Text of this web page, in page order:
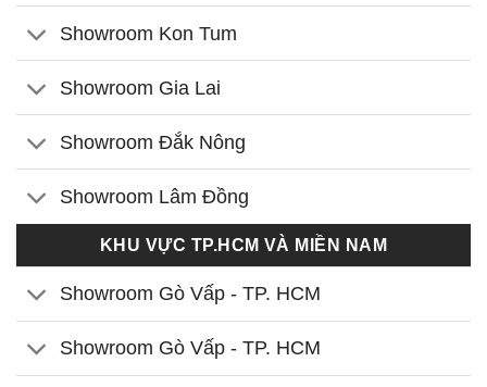
Showroom Kon Tum
Showroom Gia Lai
Showroom Đắk Nông
Showroom Lâm Đồng
KHU VỰC TP.HCM VÀ MIỀN NAM
Showroom Gò Vấp - TP. HCM
Showroom Gò Vấp - TP. HCM